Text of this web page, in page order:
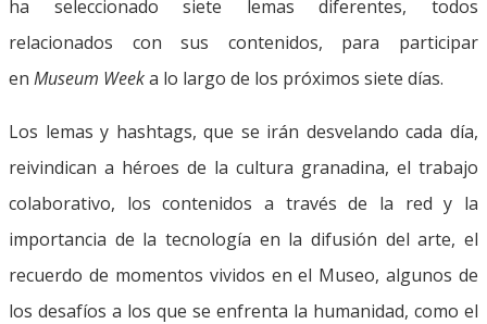
ha seleccionado siete lemas diferentes, todos
relacionados con sus contenidos, para participar
en Museum Weeka lo largo de los próximos siete días.
Los lemas y hashtags, que se irán desvelando cada día,
reivindican a héroes de la cultura granadina, el trabajo
colaborativo, los contenidos a través de la red y la
importancia de la tecnología en la difusión del arte, el
recuerdo de momentos vividos en el Museo, algunos de
los desafíos a los que se enfrenta la humanidad, como el